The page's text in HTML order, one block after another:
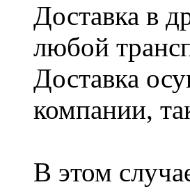
Доставка в
любой
Доставка
компании,
В этом